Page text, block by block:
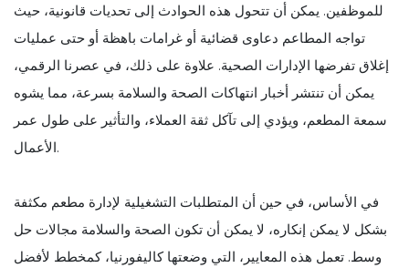
للموظفين. يمكن أن تتحول هذه الحوادث إلى تحديات قانونية، حيث
تواجه المطاعم دعاوى قضائية أو غرامات باهظة أو حتى عمليات
إغلاق تفرضها الإدارات الصحية. علاوة على ذلك، في عصرنا الرقمي،
يمكن أن تنتشر أخبار انتهاكات الصحة والسلامة بسرعة، مما يشوه
سمعة المطعم، ويؤدي إلى تآكل ثقة العملاء، والتأثير على طول عمر
الأعمال.
في الأساس، في حين أن المتطلبات التشغيلية لإدارة مطعم مكثفة
بشكل لا يمكن إنكاره، لا يمكن أن تكون الصحة والسلامة مجالات حل
وسط. تعمل هذه المعايير، التي وضعتها كاليفورنيا، كمخطط لأفضل